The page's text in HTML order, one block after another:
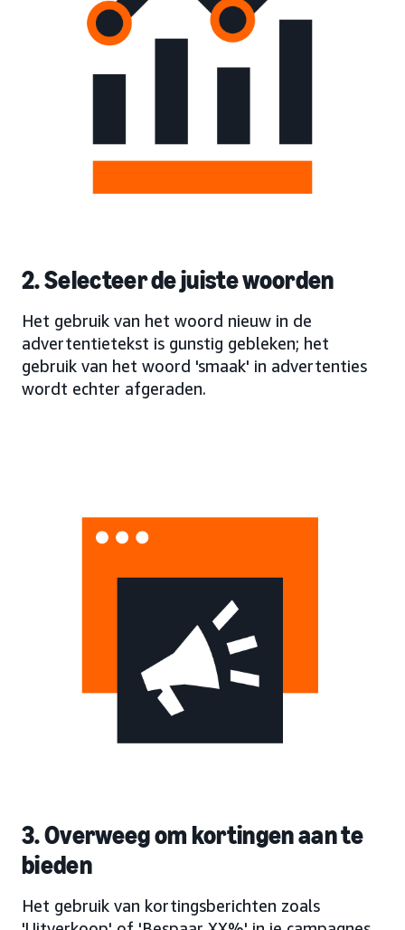
2. Selecteer de juiste woorden
Het gebruik van het woord nieuw in de
advertentietekst is gunstig gebleken; het
gebruik van het woord 'smaak' in advertenties
wordt echter afgeraden.
3. Overweeg om kortingen aan te
bieden
Het gebruik van kortingsberichten zoals